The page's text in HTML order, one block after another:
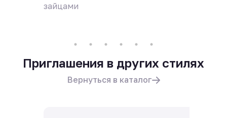
зайцами
Приглашения в других стилях
Вернуться в каталог